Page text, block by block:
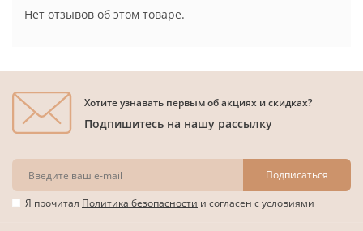
Нет отзывов об этом товаре.
Хотите узнавать первым об акциях и скидках?
Подпишитесь на нашу рассылку
Подписаться
Я прочитал Политика безопасности и согласен с условиями